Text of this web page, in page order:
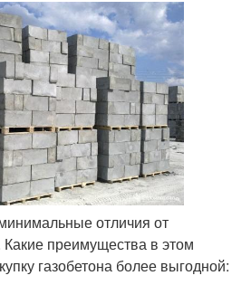
отличия от
преимущества в этом
газобетона более выгодной: